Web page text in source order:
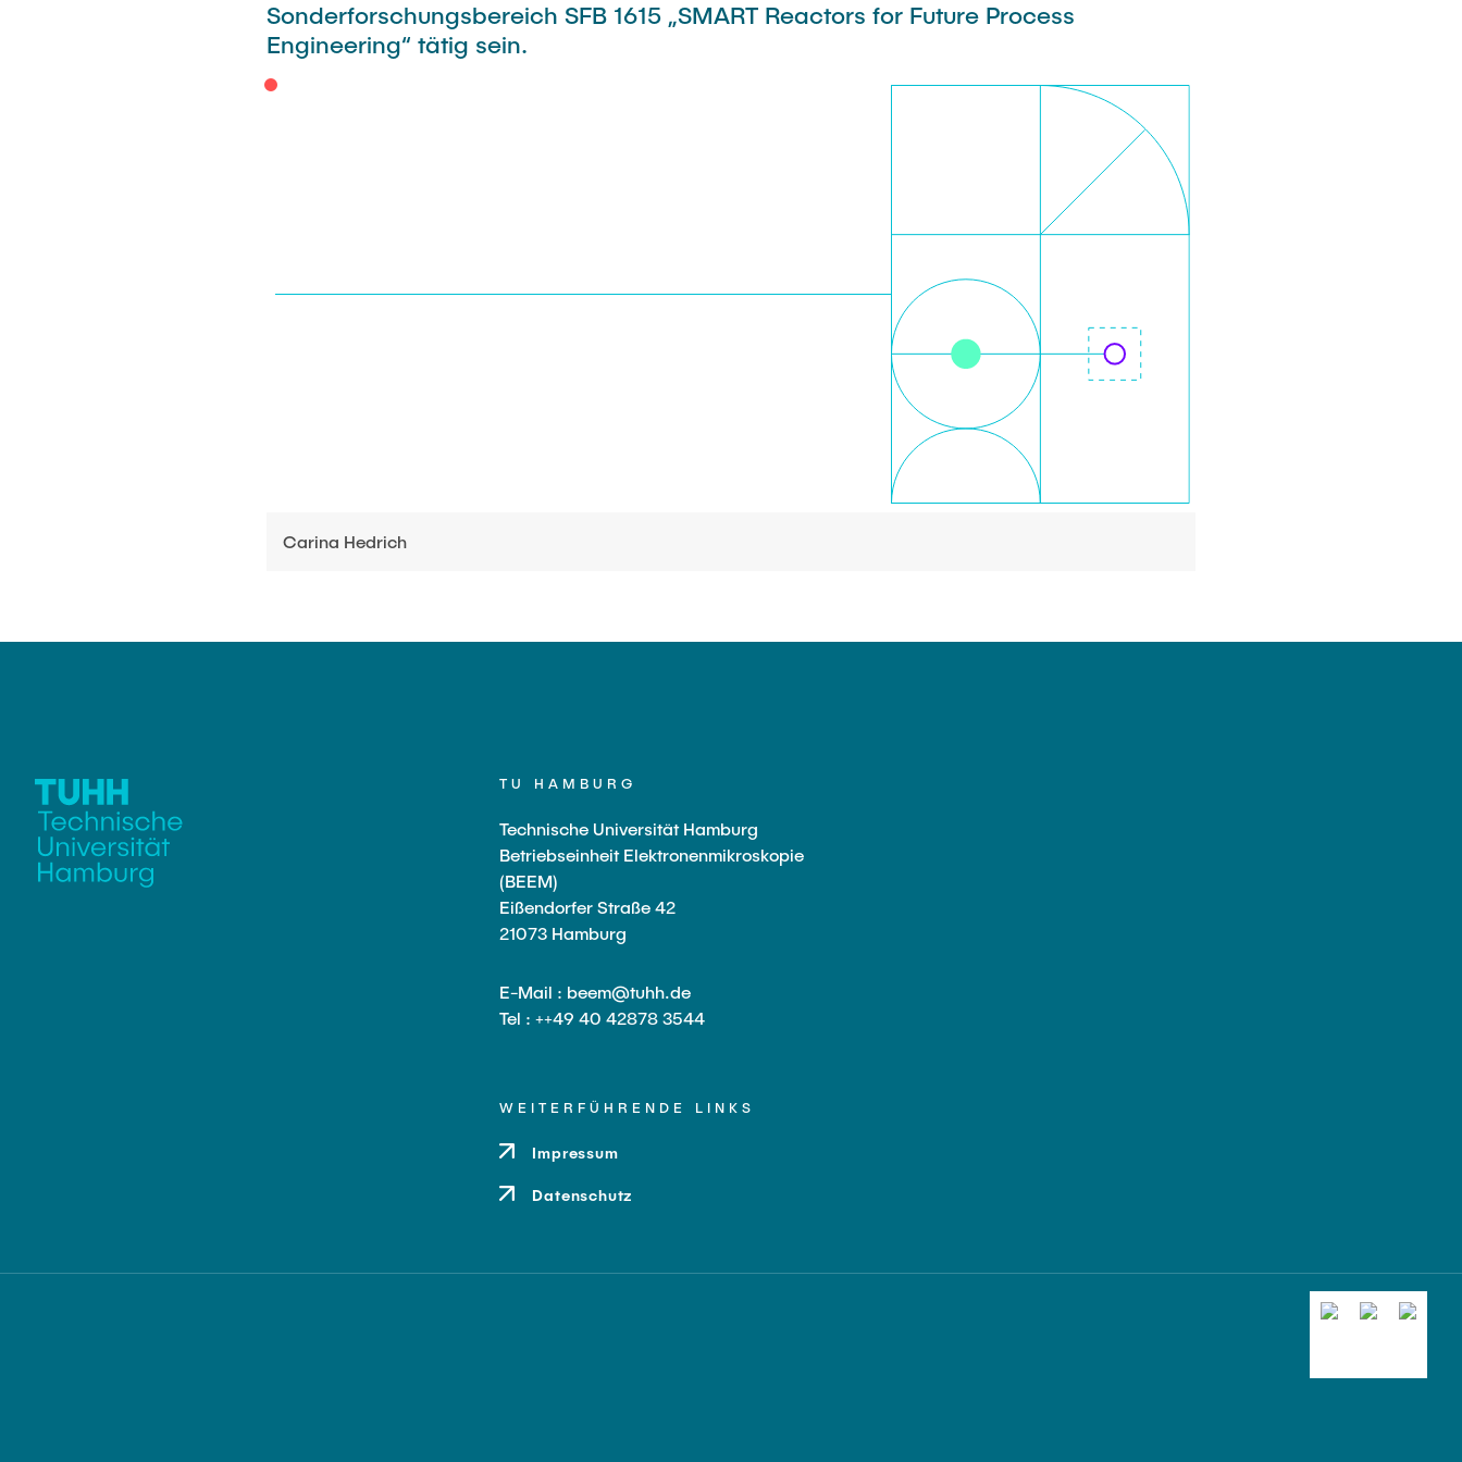
stellt, ... mehr lesen
Sonderforschungsbereich SFB 1615 „SMART Reactors for Future Process
Engineering“ tätig sein.
Carina Hedrich
TU HAMBURG
Technische Universität Hamburg
Betriebseinheit Elektronenmikroskopie
(BEEM)
Eißendorfer Straße 42
21073 Hamburg
E-Mail : beem@tuhh.de
Tel : ++49 40 42878 3544
WEITERFÜHRENDE LINKS
Impressum
Datenschutz